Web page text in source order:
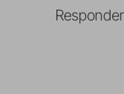
Responder